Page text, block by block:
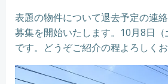
表題の物件について退去予定の連
募集を開始いたします。10月8日
です。どうぞご紹介の程よろしくお